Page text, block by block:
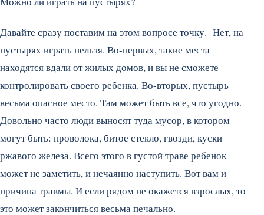
Давайте сразу поставим на этом вопросе точку. Нет, на
пустырях играть нельзя. Во-первых, такие места
находятся вдали от жилых домов, и вы не сможете
контролировать своего ребенка. Во-вторых, пустырь
весьма опасное место. Там может быть все, что угодно.
Довольно часто люди выносят туда мусор, в котором
могут быть: проволока, битое стекло, гвозди, куски
ржавого железа. Всего этого в густой траве ребенок
может не заметить, и нечаянно наступить. Вот вам и
причина травмы. И если рядом не окажется взрослых, то
это может закончиться весьма печально.